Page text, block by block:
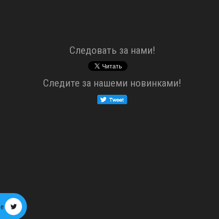
Cледовать за нами!
Cледите за нашеми новинками!